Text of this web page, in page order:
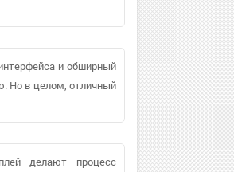
и обширный
Но в целом, отличный
делают процесс